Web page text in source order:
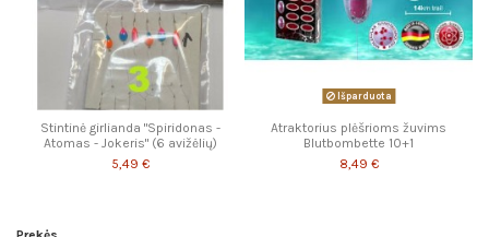
Stintinė girlianda "Spiridonas -
Atomas - Jokeris" (6 avižėlių)
5,49 €
Išparduota
Atraktorius plėšrioms žuvims
Blutbombette 10+1
8,49 €